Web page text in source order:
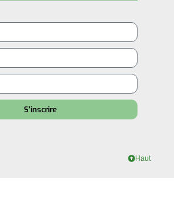
S'inscrire
Haut